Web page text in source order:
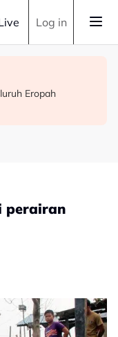
Log in
kilang
kerugian hampir
Eropah
perairan